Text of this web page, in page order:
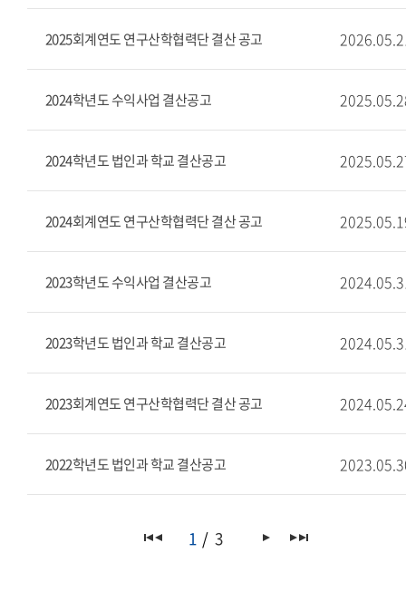
2025회계연도 연구산학협력단 결산 공고
2024학년도 수익사업 결산공고
2024학년도 법인과 학교 결산공고
2024회계연도 연구산학협력단 결산 공고
2023학년도 수익사업 결산공고
2023학년도 법인과 학교 결산공고
2023회계연도 연구산학협력단 결산 공고
2022학년도 법인과 학교 결산공고
1 3